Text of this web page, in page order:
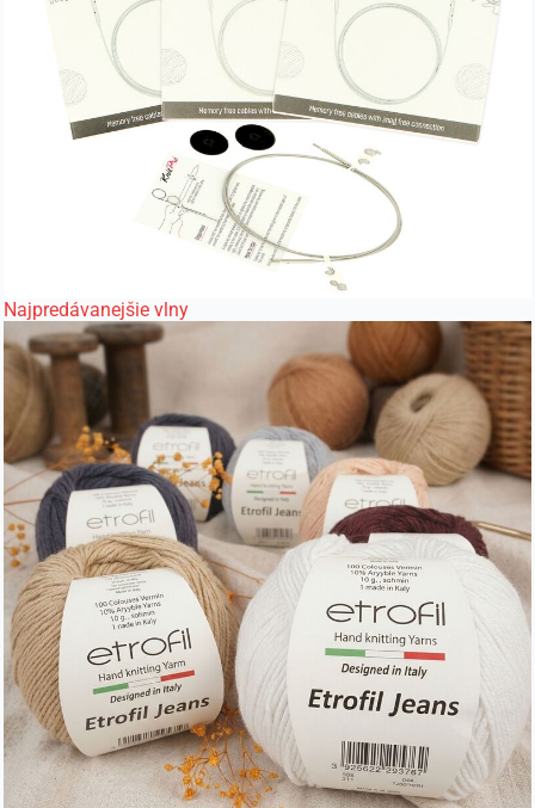
Najpredávanejšie vlny